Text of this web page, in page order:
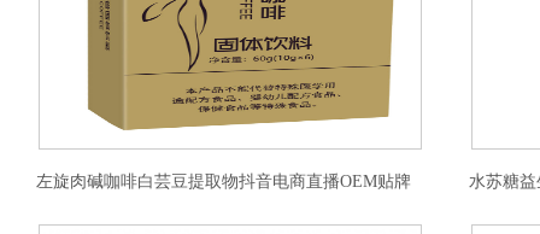
左旋肉碱咖啡白芸豆提取物抖音电商直播OEM贴牌 水苏糖